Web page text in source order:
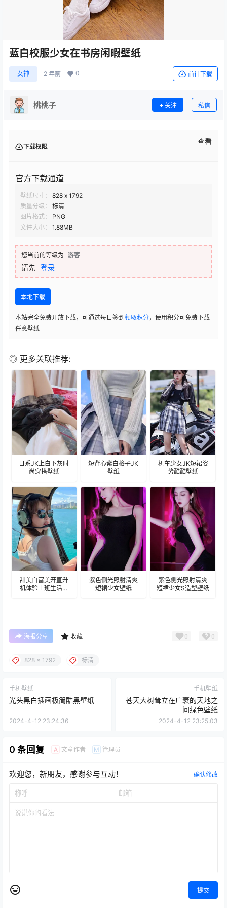
蓝白校服少女在书房闲暇壁纸
女神 2 年前 0 前往下载
桃桃子 关注 私信
下载权限
查看
官方下载通道
壁纸尺寸：
828 x 1792
质量分级：
标清
图片格式：
PNG
文件大小：
1.88MB
您当前的等级为 游客
请先 登录
本地下载
本站完全免费开放下载，可通过每日签到 领取积分，使用积分可免费下载
任意壁纸
◎ 更多关联推荐:
日系JK上白下灰时
尚穿搭壁纸
短背心紫白格子JK
壁纸
机车少女JK短裙姿
势酷酷壁纸
甜美白富美开直升
机体验上班生活壁
紫色侧光照射清爽
短裙少女壁纸
紫色侧光照射清爽
短裙少女S造型壁纸
海报分享 收藏 0 0
828 x 1792 标清
手机壁纸
光头黑白插画极简酷黑壁纸
2024-4-12 23:24:36
手机壁纸
苍天大树耸立在广袤的天地之
间绿色壁纸
2024-4-12 23:25:03
0 条回复 A 文章作者 M 管理员
欢迎您，新朋友，感谢参与互动！ 确认修改
提交